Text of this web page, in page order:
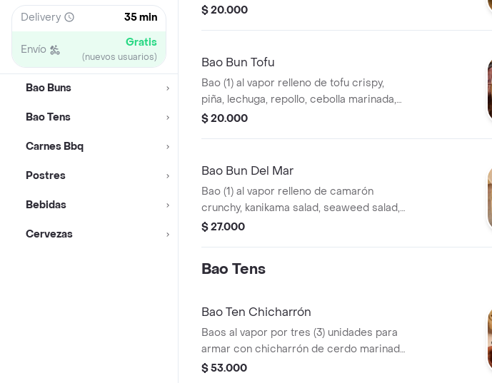
Delivery 35 min
Envío Gratis
(nuevos usuarios)
Bao Buns
Bao Tens
Carnes Bbq
Postres
Bebidas
Cervezas
barbacoa asiática, con salsa baoku,
$ 20.000
Bao Bun Tofu
Bao (1) al vapor relleno de tofu crispy,
piña, lechuga, repollo, cebolla marinada,
terminado en salsa baoku, barbacoa
$ 20.000
Bao Bun Del Mar
Bao (1) al vapor relleno de camarón
crunchy, kanikama salad, seaweed salad,
salsa hot mayo y ajonjolí mix.
$ 27.000
Bao Tens
Bao Ten Chicharrón
Baos al vapor por tres (3) unidades para
armar con chicharrón de cerdo marinado
en barbacoa asiática, lechuga, repollo,
$ 53.000